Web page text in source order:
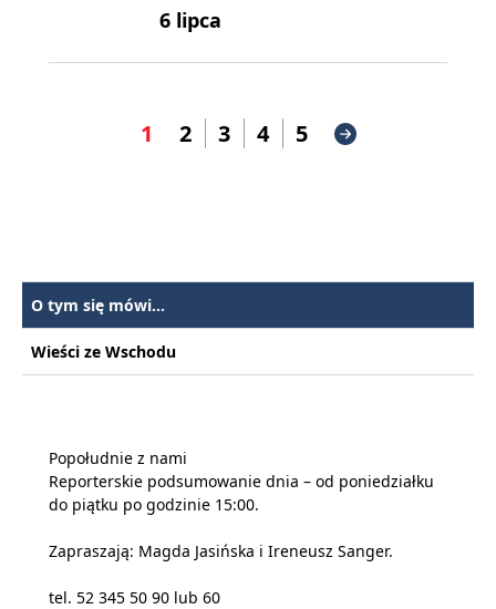
6 lipca
1 2 3 4 5
O tym się mówi...
Wieści ze Wschodu
Popołudnie z nami
Reporterskie podsumowanie dnia – od poniedziałku
do piątku po godzinie 15:00.
Zapraszają: Magda Jasińska i Ireneusz Sanger.
tel. 52 345 50 90 lub 60